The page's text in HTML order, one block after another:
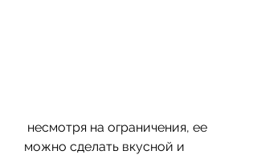
можно сделать вкусной и